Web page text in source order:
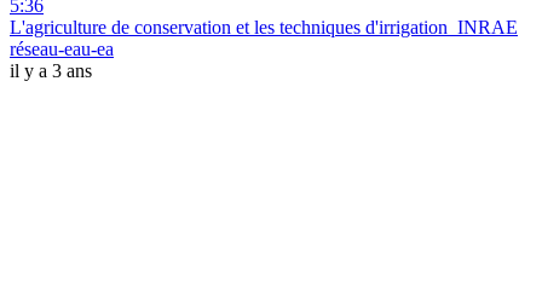
5:36
L'agriculture de conservation et les techniques d'irrigation_INRAE
réseau-eau-ea
il y a 3 ans